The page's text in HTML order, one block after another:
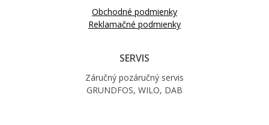
Obchodné podmienky
Reklamačné podmienky
SERVIS
Záručný pozáručný servis
GRUNDFOS, WILO, DAB